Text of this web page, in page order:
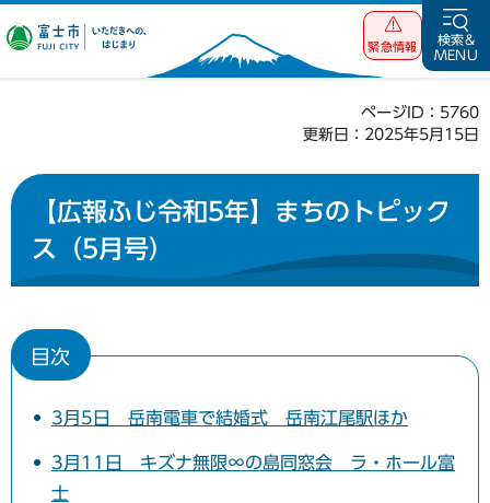
富士市 いただ
緊急情報
検索&
MENU
ページID：5760
更新日：2025年5月15日
【広報ふじ令和5年】まちのトピック
ス（5月号）
目次
3月5日 岳南電車で結婚式 岳南江尾駅ほか
3月11日 キズナ無限∞の島同窓会 ラ・ホール富
士